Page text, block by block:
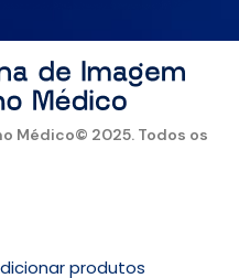
Médico© 2025. Todos os
produtos